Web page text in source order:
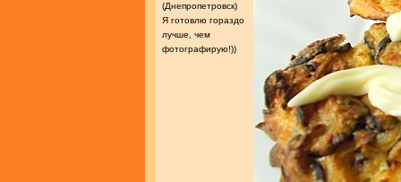
(Днепропетровск)
Я готовлю гораздо
лучше, чем
фотографирую!))